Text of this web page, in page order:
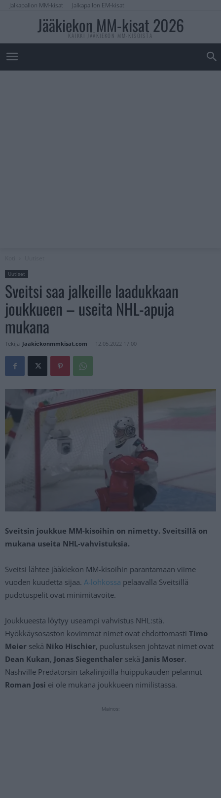
Jalkapallon MM-kisat Jalkapallon EM-kisat
Jääkiekon MM-kisat 2026
KAIKKI JÄÄKIEKON MM-KISOISTA
Uutiset
Sveitsi saa jalkeille laadukkaan
joukkueen – useita NHL-apuja
mukana
Tekijä Jaakiekonmmkisat.com - 12.05.2022 17:00
Sveitsin joukkue MM-kisoihin on nimetty. Sveitsillä on
mukana useita NHL-vahvistuksia.
Sveitsi lähtee jääkiekon MM-kisoihin parantamaan viime
vuoden kuudetta sijaa. A-lohkossa pelaavalla Sveitsillä
pudotuspelit ovat minimitavoite.
Joukkueesta löytyy useampi vahvistus NHL:stä.
Hyökkäysosaston kovimmat nimet ovat ehdottomasti Timo
Meier sekä Niko Hischier, puolustuksen johtavat nimet ovat
Dean Kukan, Jonas Siegenthaler sekä Janis Moser.
Nashville Predatorsin takalinjoilla huippukauden pelannut
Roman Josi ei ole mukana joukkueen nimilistassa.
Mainos: